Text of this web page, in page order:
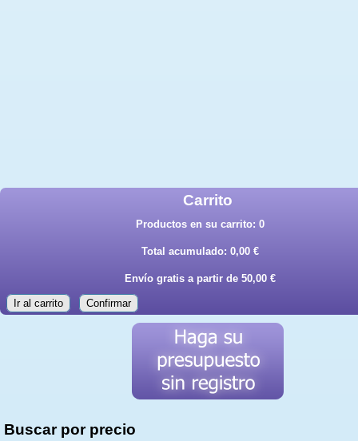
Carrito
Productos en su carrito: 0
Total acumulado: 0,00 €
Envío gratis a partir de 50,00 €
Ir al carrito Confirmar
Buscar por precio